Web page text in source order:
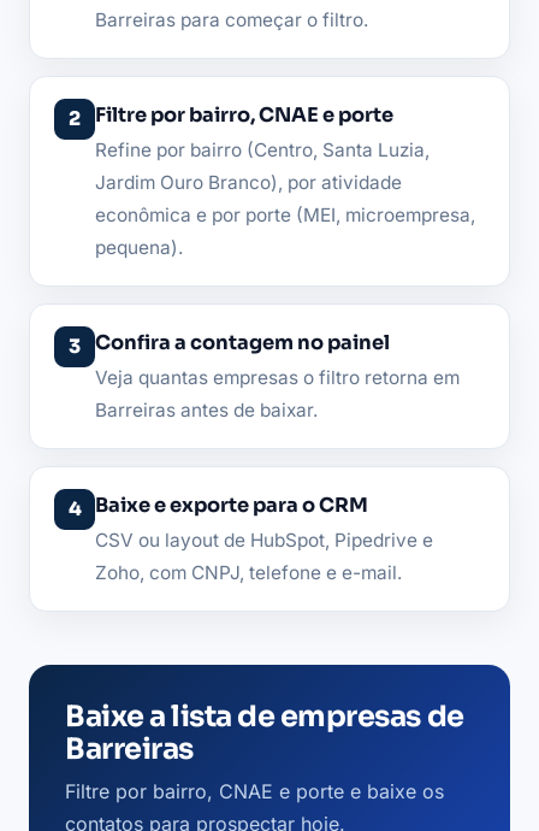
Barreiras para começar o filtro.
Filtre por bairro, CNAE e porte
Refine por bairro (Centro, Santa Luzia,
Jardim Ouro Branco), por atividade
econômica e por porte (MEI, microempresa,
pequena).
Confira a contagem no painel
Veja quantas empresas o filtro retorna em
Barreiras antes de baixar.
Baixe e exporte para o CRM
CSV ou layout de HubSpot, Pipedrive e
Zoho, com CNPJ, telefone e e-mail.
Baixe a lista de empresas de
Barreiras
Filtre por bairro, CNAE e porte e baixe os
contatos para prospectar hoje.